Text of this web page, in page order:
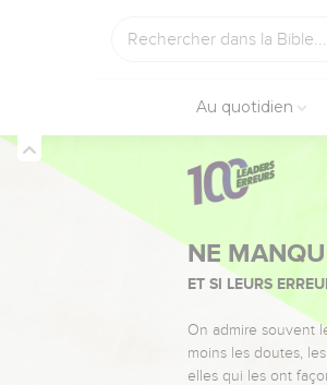
Au quotidien
NE
ET SI LEURS
On admire souvent
moins les doutes,
elles qui les ont